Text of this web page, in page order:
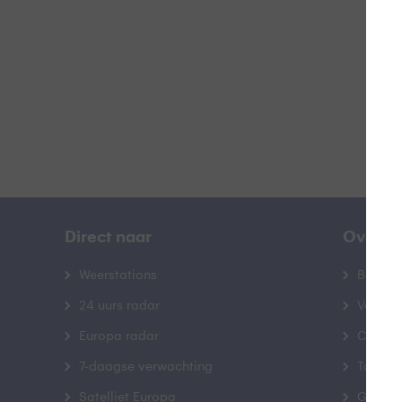
Direct naar
Weerstations
24 uurs radar
Europa radar
7-daagse verwachting
Satelliet Europa
Over
Contact